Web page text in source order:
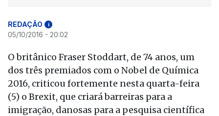
REDAÇÃO i
05/10/2016 - 20:02
O britânico Fraser Stoddart, de 74 anos, um
dos três premiados com o Nobel de Química
2016, criticou fortemente nesta quarta-feira
(5) o Brexit, que criará barreiras para a
imigração, danosas para a pesquisa científica